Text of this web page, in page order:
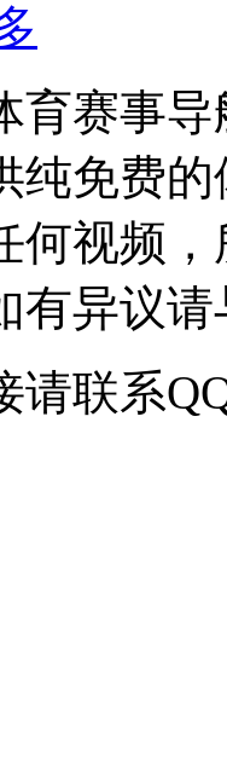
育赛事
纯免费
何视频
有异议
请联系